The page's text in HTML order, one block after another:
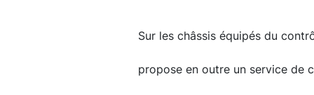
Sur les châssis équipés du
propose en outre un service de